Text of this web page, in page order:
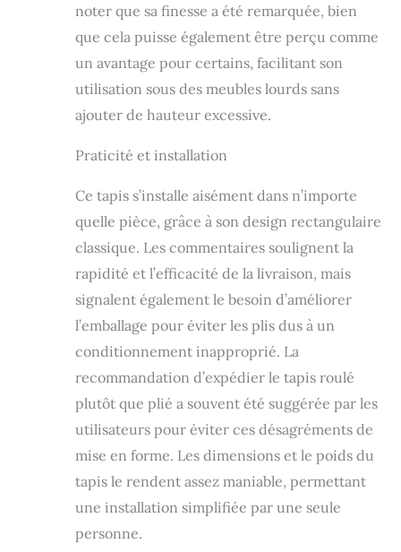
dans la fabrication
de tapis de qualité
noter que sa finesse a été remarquée, bien
que cela puisse également être perçu comme
un avantage pour certains, facilitant son
utilisation sous des meubles lourds sans
ajouter de hauteur excessive.
Praticité et installation
Ce tapis s’installe aisément dans n’importe
quelle pièce, grâce à son design rectangulaire
classique. Les commentaires soulignent la
rapidité et l’efficacité de la livraison, mais
signalent également le besoin d’améliorer
l’emballage pour éviter les plis dus à un
conditionnement inapproprié. La
recommandation d’expédier le tapis roulé
plutôt que plié a souvent été suggérée par les
utilisateurs pour éviter ces désagréments de
mise en forme. Les dimensions et le poids du
tapis le rendent assez maniable, permettant
une installation simplifiée par une seule
personne.